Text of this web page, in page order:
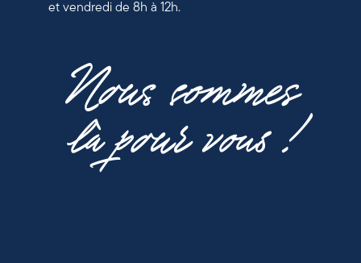
et vendredi de 8h à 12h.
Nous sommes
là pour vous !